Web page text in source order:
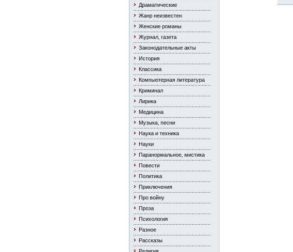
Драматические
Жанр неизвестен
Женские романы
Журнал, газета
Законодательные акты
История
Классика
Компьютерная литература
Криминал
Лирика
Медицина
Музыка, песни
Наука и техника
Науки
Паранормальное, мистика
Повести
Политика
Приключения
Про войну
Проза
Психология
Разное
Рассказы